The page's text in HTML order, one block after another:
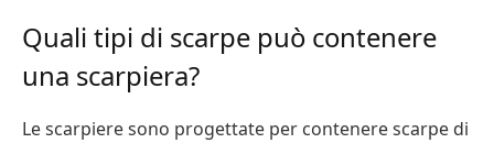
Quali tipi di scarpe può contenere
una scarpiera?
Le scarpiere sono progettate per contenere scarpe di